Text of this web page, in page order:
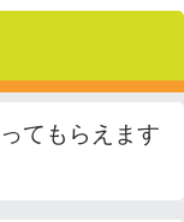
てもらえます